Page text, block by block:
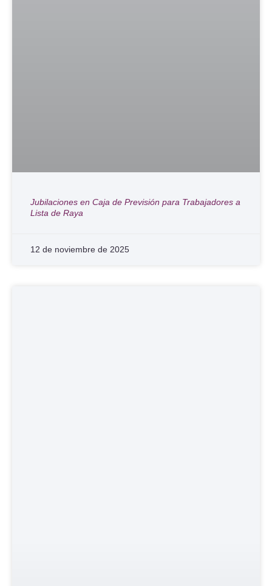
Jubilaciones en Caja de Previsión para Trabajadores a
Lista de Raya
12 de noviembre de 2025